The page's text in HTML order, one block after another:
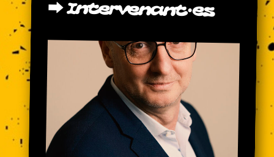
⮕Intervenant·es